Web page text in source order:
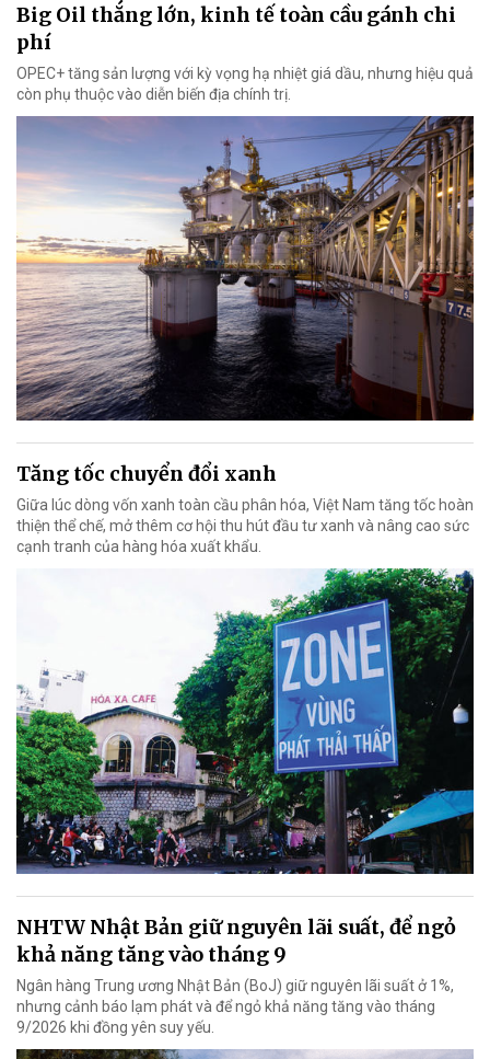
Big Oil thắng lớn, kinh tế toàn cầu gánh chi
phí
OPEC+ tăng sản lượng với kỳ vọng hạ nhiệt giá dầu, nhưng hiệu quả
còn phụ thuộc vào diễn biến địa chính trị.
Tăng tốc chuyển đổi xanh
Giữa lúc dòng vốn xanh toàn cầu phân hóa, Việt Nam tăng tốc hoàn
thiện thể chế, mở thêm cơ hội thu hút đầu tư xanh và nâng cao sức
cạnh tranh của hàng hóa xuất khẩu.
NHTW Nhật Bản giữ nguyên lãi suất, để ngỏ
khả năng tăng vào tháng 9
Ngân hàng Trung ương Nhật Bản (BoJ) giữ nguyên lãi suất ở 1%,
nhưng cảnh báo lạm phát và để ngỏ khả năng tăng vào tháng
9/2026 khi đồng yên suy yếu.